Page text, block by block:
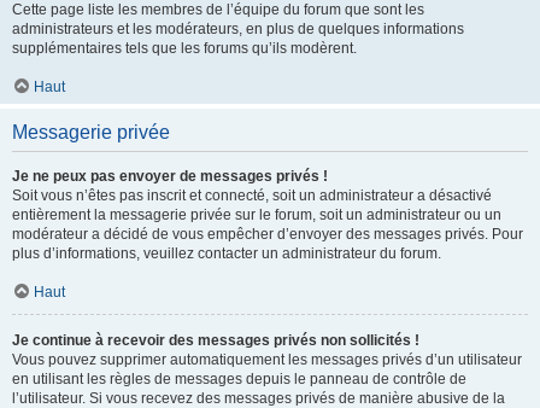
Cette page liste les membres de l’équipe du forum que sont les
administrateurs et les modérateurs, en plus de quelques informations
supplémentaires tels que les forums qu’ils modèrent.
Haut
Messagerie privée
Je ne peux pas envoyer de messages privés !
Soit vous n’êtes pas inscrit et connecté, soit un administrateur a désactivé
entièrement la messagerie privée sur le forum, soit un administrateur ou un
modérateur a décidé de vous empêcher d’envoyer des messages privés. Pour
plus d’informations, veuillez contacter un administrateur du forum.
Haut
Je continue à recevoir des messages privés non sollicités !
Vous pouvez supprimer automatiquement les messages privés d’un utilisateur
en utilisant les règles de messages depuis le panneau de contrôle de
l’utilisateur. Si vous recevez des messages privés de manière abusive de la